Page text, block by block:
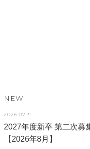
NEW
2026.07.31
2027年度新卒 第二次募
【2026年8月】